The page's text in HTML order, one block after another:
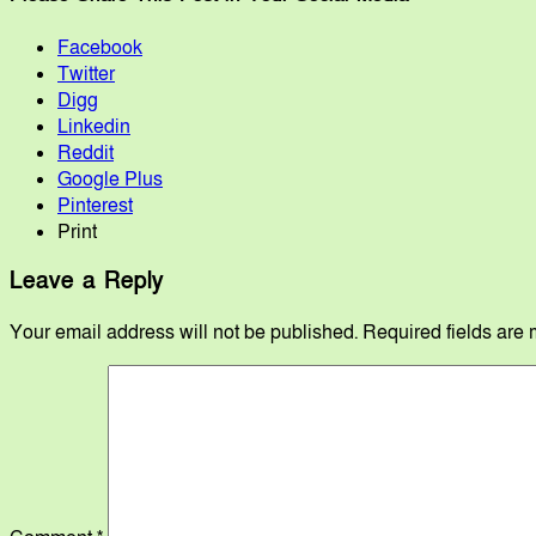
Facebook
Twitter
Digg
Linkedin
Reddit
Google Plus
Pinterest
Print
Leave a Reply
Your email address will not be published. Required fields are